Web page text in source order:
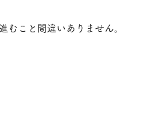
むこと間違いありません。